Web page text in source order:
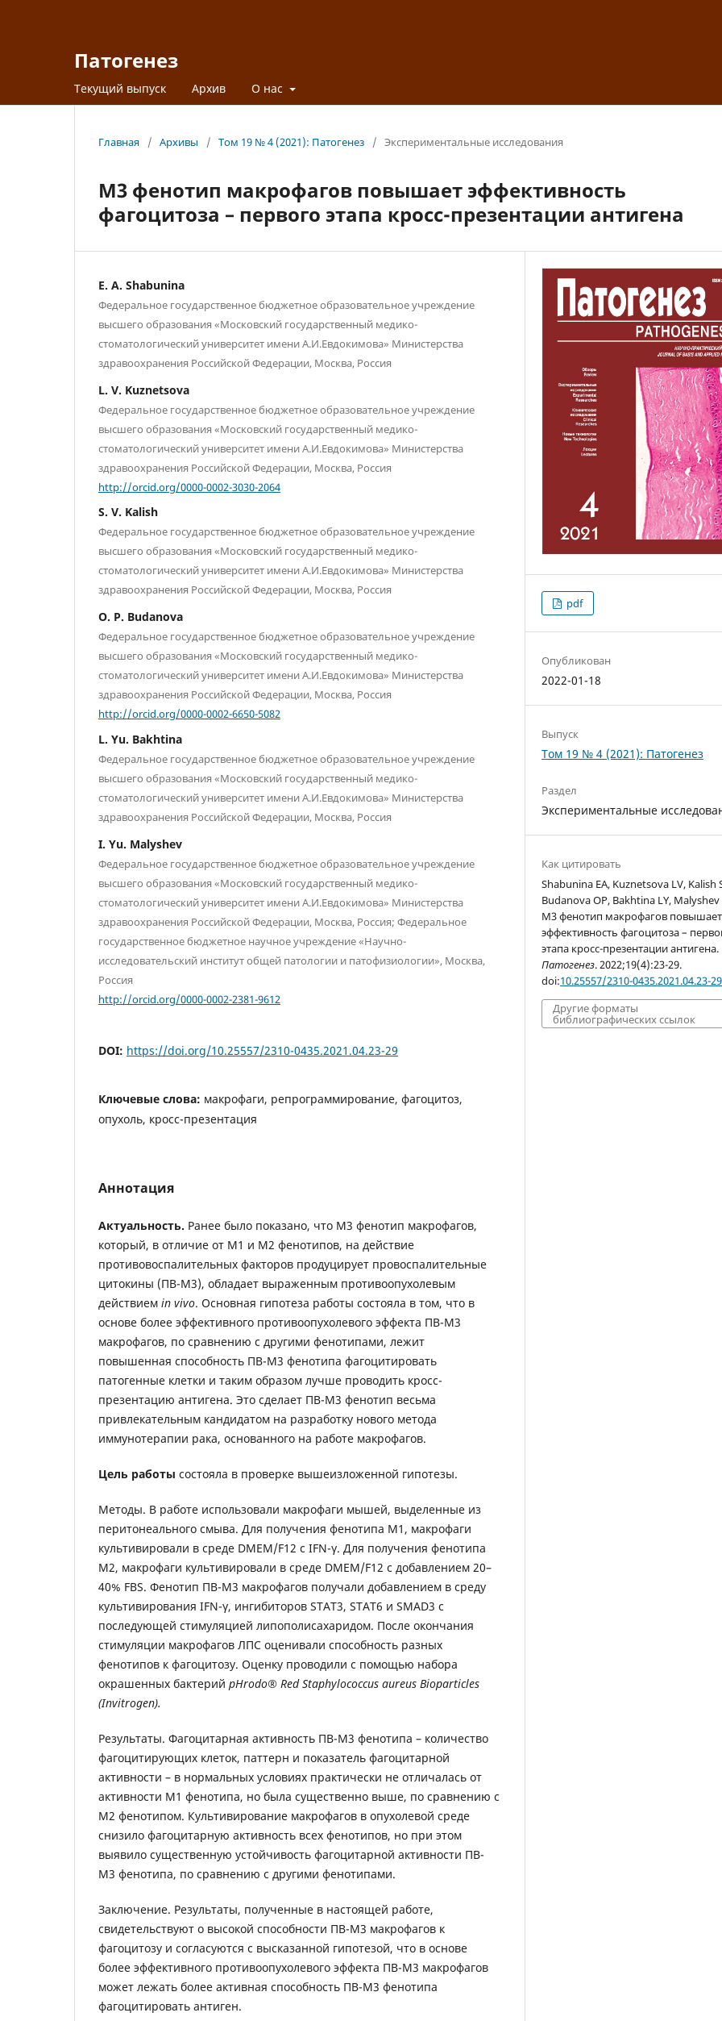
Патогенез
Текущий выпуск Архив О нас
Главная / Архивы / Том 19 № 4 (2021): Патогенез / Экспериментальные исследования
М3 фенотип макрофагов повышает эффективность
фагоцитоза – первого этапа кросс-презентации антигена
E. A. Shabunina
Федеральное государственное бюджетное образовательное учреждение
высшего образования «Московский государственный медико-
стоматологический университет имени А.И.Евдокимова» Министерства
здравоохранения Российской Федерации, Москва, Россия
L. V. Kuznetsova
Федеральное государственное бюджетное образовательное учреждение
высшего образования «Московский государственный медико-
стоматологический университет имени А.И.Евдокимова» Министерства
здравоохранения Российской Федерации, Москва, Россия
http://orcid.org/0000-0002-3030-2064
S. V. Kalish
Федеральное государственное бюджетное образовательное учреждение
высшего образования «Московский государственный медико-
стоматологический университет имени А.И.Евдокимова» Министерства
здравоохранения Российской Федерации, Москва, Россия
O. P. Budanova
Федеральное государственное бюджетное образовательное учреждение
высшего образования «Московский государственный медико-
стоматологический университет имени А.И.Евдокимова» Министерства
здравоохранения Российской Федерации, Москва, Россия
http://orcid.org/0000-0002-6650-5082
L. Yu. Bakhtina
Федеральное государственное бюджетное образовательное учреждение
высшего образования «Московский государственный медико-
стоматологический университет имени А.И.Евдокимова» Министерства
здравоохранения Российской Федерации, Москва, Россия
I. Yu. Malyshev
Федеральное государственное бюджетное образовательное учреждение
высшего образования «Московский государственный медико-
стоматологический университет имени А.И.Евдокимова» Министерства
здравоохранения Российской Федерации, Москва, Россия; Федеральное
государственное бюджетное научное учреждение «Научно-
исследовательский институт общей патологии и патофизиологии», Москва,
Россия
http://orcid.org/0000-0002-2381-9612
DOI: https://doi.org/10.25557/2310-0435.2021.04.23-29
Ключевые слова: макрофаги, репрограммирование, фагоцитоз,
опухоль, кросс-презентация
Аннотация
Актуальность. Ранее было показано, что М3 фенотип макрофагов,
который, в отличие от М1 и М2 фенотипов, на действие
противовоспалительных факторов продуцирует провоспалительные
цитокины (ПВ-M3), обладает выраженным противоопухолевым
действием in vivo. Основная гипотеза работы состояла в том, что в
основе более эффективного противоопухолевого эффекта ПВ-M3
макрофагов, по сравнению с другими фенотипами, лежит
повышенная способность ПВ-M3 фенотипа фагоцитировать
патогенные клетки и таким образом лучше проводить кросс-
презентацию антигена. Это сделает ПВ-M3 фенотип весьма
привлекательным кандидатом на разработку нового метода
иммунотерапии рака, основанного на работе макрофагов.
Цель работы состояла в проверке вышеизложенной гипотезы.
Методы. В работе использовали макрофаги мышей, выделенные из
перитонеального смыва. Для получения фенотипа М1, макрофаги
культивировали в среде DMEM/F12 с IFN-γ. Для получения фенотипа
М2, макрофаги культивировали в среде DMEM/F12 с добавлением 20–
40% FBS. Фенотип ПВ-М3 макрофагов получали добавлением в среду
культивирования IFN-γ, ингибиторов STAT3, STAT6 и SMAD3 с
последующей стимуляцией липополисахаридом. После окончания
стимуляции макрофагов ЛПС оценивали способность разных
фенотипов к фагоцитозу. Оценку проводили с помощью набора
окрашенных бактерий pHrodo® Red Staphylococcus aureus Bioparticles
(Invitrogen).
Результаты. Фагоцитарная активность ПВ-M3 фенотипа – количество
фагоцитирующих клеток, паттерн и показатель фагоцитарной
активности – в нормальных условиях практически не отличалась от
активности М1 фенотипа, но была существенно выше, по сравнению с
М2 фенотипом. Культивирование макрофагов в опухолевой среде
снизило фагоцитарную активность всех фенотипов, но при этом
выявило существенную устойчивость фагоцитарной активности ПВ-
M3 фенотипа, по сравнению с другими фенотипами.
Заключение. Результаты, полученные в настоящей работе,
свидетельствуют о высокой способности ПВ-M3 макрофагов к
фагоцитозу и согласуются с высказанной гипотезой, что в основе
более эффективного противоопухолевого эффекта ПВ-M3 макрофагов
может лежать более активная способность ПВ-M3 фенотипа
фагоцитировать антиген.
pdf
Опубликован
2022-01-18
Выпуск
Том 19 № 4 (2021): Патогенез
Раздел
Экспериментальные
Как цитировать
Shabunina EA, Kuznetsova LV, Kalish
Budanova OP, Bakhtina LY, Malyshev
М3 фенотип макрофагов повышает
эффективность фагоцитоза –
этапа кросс-презентации антигена.
Патогенез. 2022;19(4):23-29.
doi:10.25557/2310-0435.2021.04.23-29
Другие форматы
библиографических ссылок